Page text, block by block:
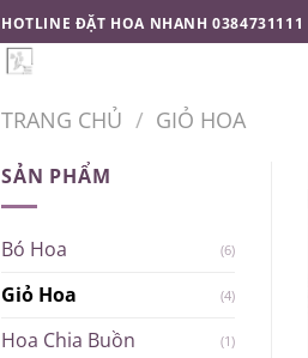
HOTLINE ĐẶT HOA NHANH 0384731111
TRANG CHỦ / GIỎ HOA
SẢN PHẨM
Bó Hoa (6)
Giỏ Hoa (4)
Hoa Chia Buồn (1)